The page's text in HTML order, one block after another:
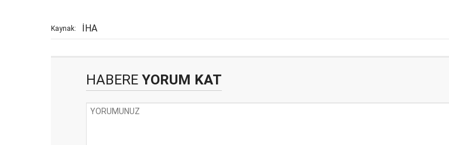
Kaynak: İHA
HABERE YORUM KAT